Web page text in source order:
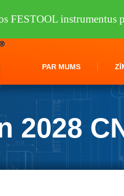
PAR MUMS
2028
FESTOOL instrumentus